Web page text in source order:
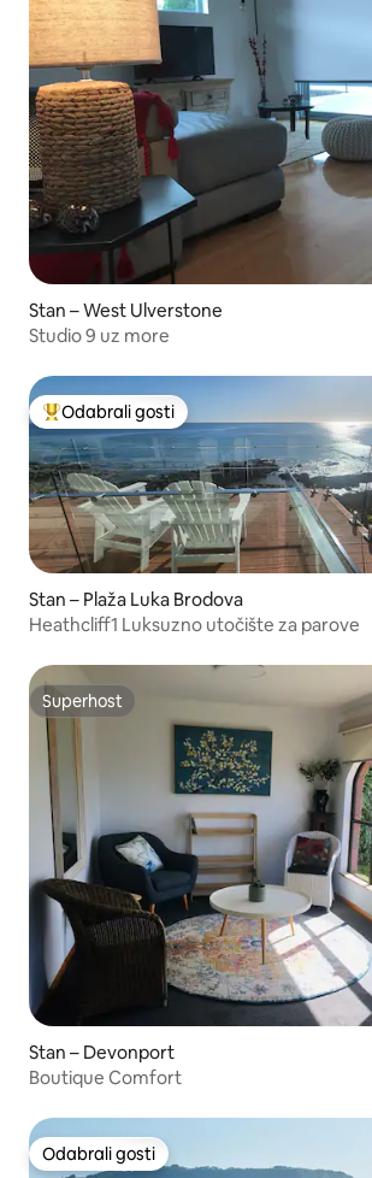
Stan – West Ulverstone
Studio 9 uz more
Među najviše rangiranima s oznakom
Odabrali gosti
Stan – Plaža Luka Brodova
Heathcliff1 Luksuzno utočište za parove
Superhost
Superhost
Stan – Devonport
Boutique Comfort
Odabrali gosti
Odabrali gosti